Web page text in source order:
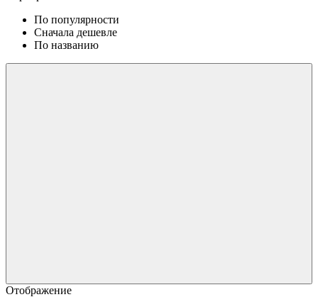
По популярности
Сначала дешевле
По названию
Отображение